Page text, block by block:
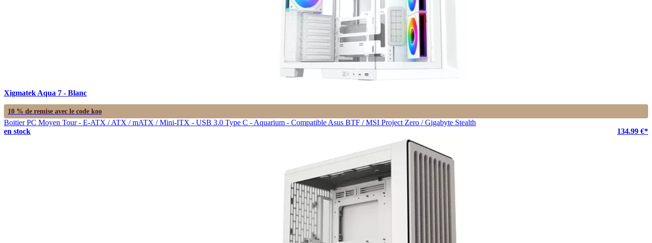
Xigmatek Aqua 7 - Blanc
10 % de remise avec le code koo
Boitier PC Moyen Tour - E-ATX / ATX / mATX / Mini-ITX - USB 3.0 Type C - Aquarium - Compatible Asus BTF / MSI Project Zero / Gigabyte Stealth
en stock
134.99 €*